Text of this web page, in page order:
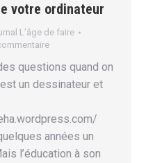
votre ordinateur
L’âge de faire
questions quand on
un dessinateur et
années un
l’éducation à son